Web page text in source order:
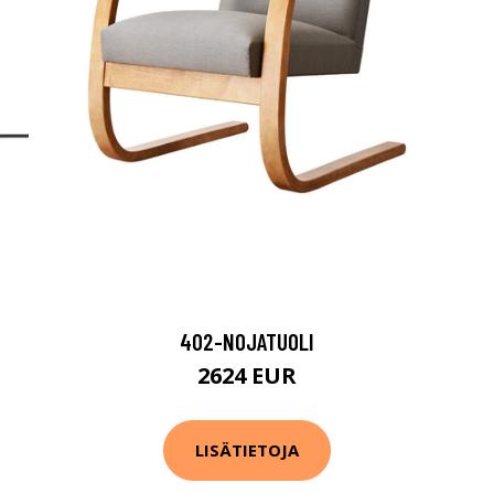
402-NOJATUOLI
2624 EUR
LISÄTIETOJA